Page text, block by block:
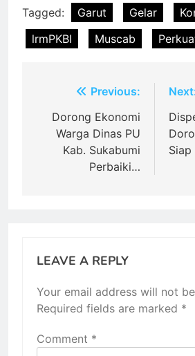
Tagged: Garut Gelar
lrmPKBI
Muscab
navigation
Previous:
Dorong Ekonomi
Warga Dinas PU
Kab. Sukabumi
Perbaiki…
LEAVE A REPLY
Your email address will not
Required fields are marked *
Comment *